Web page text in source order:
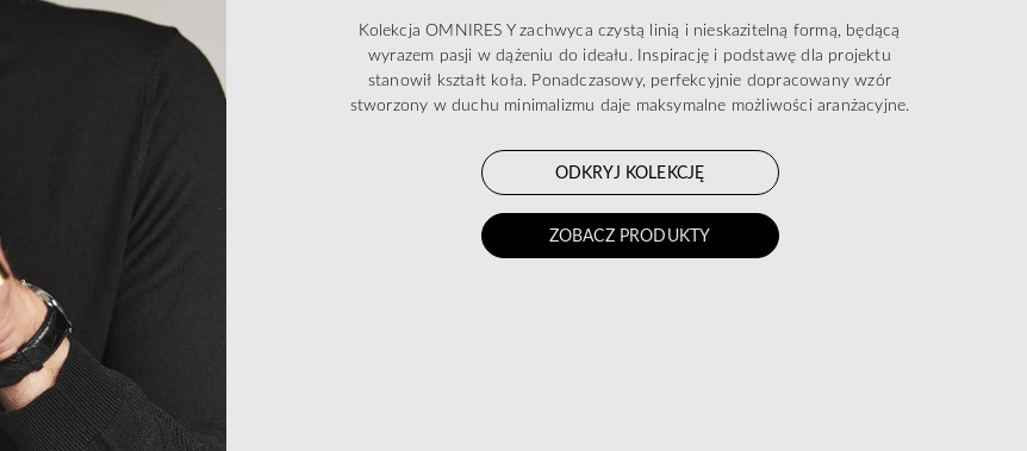
Kolekcja OMNIRES Y zachwyca czystą linią i nieskazitelną formą, będącą
wyrazem pasji w dążeniu do ideału. Inspirację i podstawę dla projektu
stanowił kształt koła. Ponadczasowy, perfekcyjnie dopracowany wzór
stworzony w duchu minimalizmu daje maksymalne możliwości aranżacyjne.
ODKRYJ KOLEKCJĘ
ZOBACZ PRODUKTY